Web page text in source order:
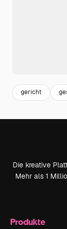
gericht
Die kreative
Mehr als 1
Produkte